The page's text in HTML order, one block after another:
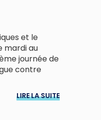
et le
mardi au
journée de
contre
LIRE LA SUITE